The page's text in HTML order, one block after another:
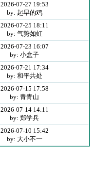
2026-07-27 19:53
by: 起早的鸡
2026-07-25 18:11
by: 气势如虹
2026-07-23 16:07
by: 小盒子
2026-07-21 17:34
by: 和平共处
2026-07-15 17:58
by: 青青山
2026-07-14 14:11
by: 郑学兵
2026-07-10 15:42
by: 大小不一